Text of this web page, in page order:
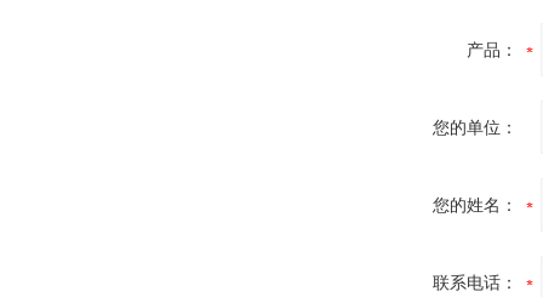
产品：
您的单位：
您的姓名：
联系电话：